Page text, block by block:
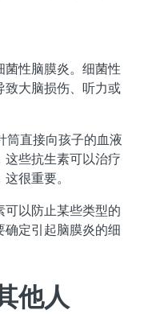
性脑膜炎。细菌性
致大脑损伤、听力或
筒直接向孩子的血液
些抗生素可以治疗
很重要。
以防止某些类型的
定引起脑膜炎的细
他人